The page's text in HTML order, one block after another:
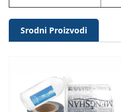
Srodni Proizvodi